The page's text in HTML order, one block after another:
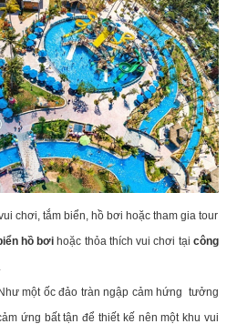
chơi, tắm biển, hồ bơi hoặc tham gia tour
hồ bơihoặc thỏa thích vui chơi tạicông
một ốc đảo tràn ngập cảm hứng tưởng
ứng bất tận để thiết kế nên một khu vui